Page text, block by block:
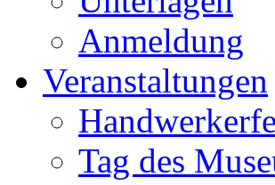
Anmeldung
Veranstaltungen
Tag des